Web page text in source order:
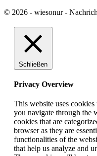
© 2026 - wiesonur -
Schließen
Privacy Overview
This website uses
you navigate through the
cookies that are
browser as they are
functionalities of the
that help us analyze and